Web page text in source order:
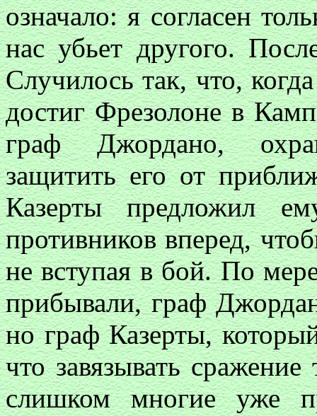
означало: я согласен
нас убьет другого.
Случилось так, что,
достиг Фрезолоне в
граф Джордано,
защитить его от
Казерты предложил
противников вперед,
не вступая в бой. По
прибывали, граф
но граф Казерты,
что завязывать
слишком многие уже